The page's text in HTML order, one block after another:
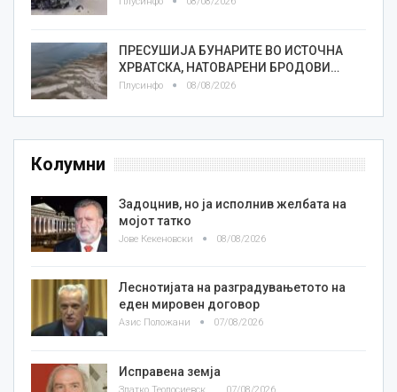
ПРЕСУШИЈА БУНАРИТЕ ВО ИСТОЧНА
ХРВАТСКА, НАТОВАРЕНИ БРОДОВИ…
Плусинфо 08/08/2026
Колумни
Задоцнив, но ја исполнив желбата на
мојот татко
Јове Кекеновски 08/08/2026
Леснотијата на разградувањетото на
еден мировен договор
Азис Положани 07/08/2026
Исправена земја
07/08/2026